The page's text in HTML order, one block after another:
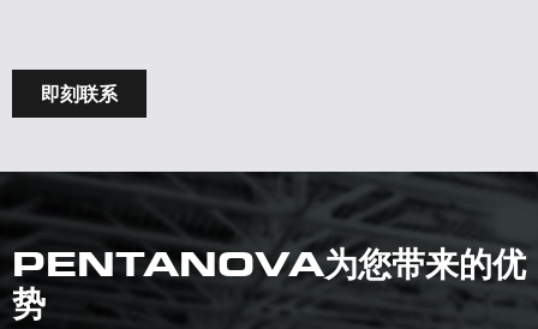
即刻联系
PENTANOVA为您带来的优
势